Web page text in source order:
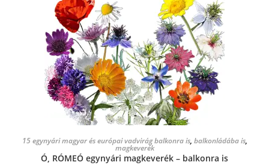
OPCIÓK VÁLASZTÁSA
15 egynyári magyar és európai vadvirág balkonra is, balkonládába is,
magkeverék
Ó, RÓMEÓ egynyári magkeverék – balkonra is